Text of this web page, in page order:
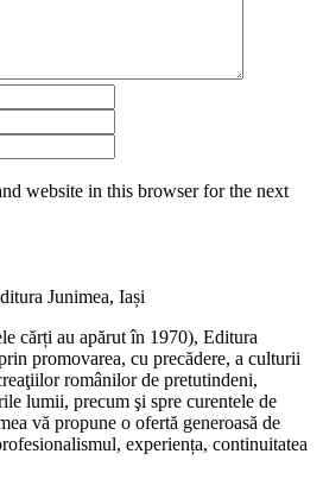
website in this browser for the next
cărți au apărut în 1970), Editura
promovarea, cu precădere, a culturii
românilor de pretutindeni,
lumii, precum şi spre curentele de
vă propune o ofertă generoasă de
experiența, continuitatea